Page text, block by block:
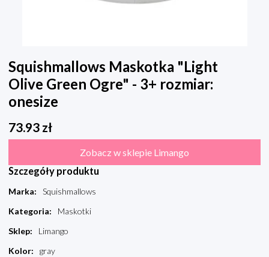
Squishmallows Maskotka "Light
Olive Green Ogre" - 3+ rozmiar:
onesize
73.93 zł
Zobacz w sklepie Limango
Szczegóły produktu
Marka:
Squishmallows
Kategoria:
Maskotki
Sklep:
Limango
Kolor:
gray